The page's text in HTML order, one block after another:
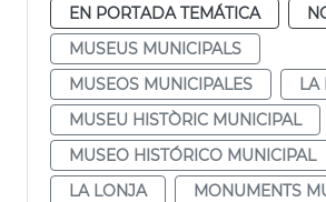
EN PORTADA TEMÁTICA
MUSEUS MUNICIPALS
MUSEOS MUNICIPALES
LA
MUSEU HISTÒRIC MUNICIPAL
MUSEO HISTÓRICO MUNICIPAL
LA LONJA
MONUMENTS